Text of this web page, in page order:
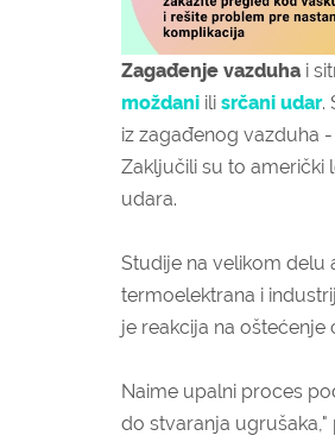
Zagađenje vazduha i
moždani ili srčani udar.
iz zagađenog vazduha
Zaključili su to američki
udara.
Studije na velikom delu
termoelektrana i
je reakcija na oštećenje
Naime upalni proces
do stvaranja